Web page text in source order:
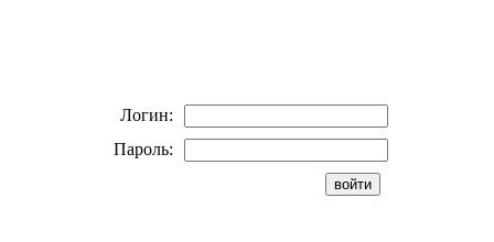
Логин:
Пароль: